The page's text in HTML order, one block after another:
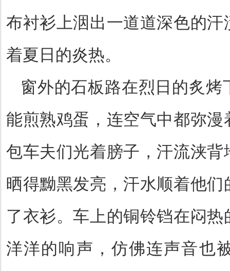
布衬衫上洇出一道道深色的
着夏日的炎热。
窗外的石板路在烈日的炙
能煎熟鸡蛋，连空气中都弥
包车夫们光着膀子，汗流浃
晒得黝黑发亮，汗水顺着他
了衣衫。车上的铜铃铛在闷
洋洋的响声，仿佛连声音也